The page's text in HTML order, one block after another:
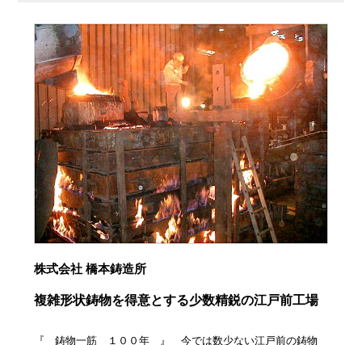
株式会社 橋本鋳造所
複雑形状鋳物を得意とする少数精鋭の江戸前工場
『 鋳物一筋 １００年 』 今では数少ない江戸前の鋳物